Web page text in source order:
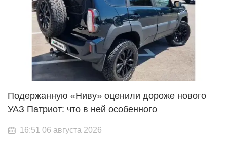
Подержанную «Ниву» оценили дороже нового
УАЗ Патриот: что в ней особенного
16:51 06 августа 2026